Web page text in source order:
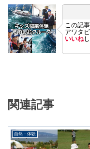
この記
アワタ
いいね
関連記事
自然・体験